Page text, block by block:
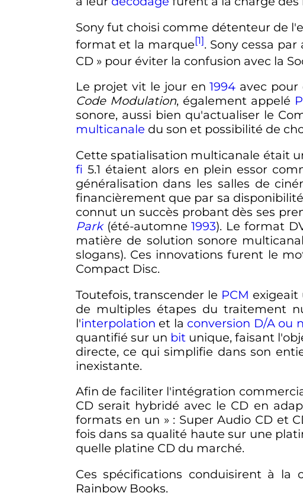
Sony fut choisi comme détenteur de
format et la marque[1]. Sony cessa
CD » pour éviter la confusion avec la
Le projet vit le jour en1994 avec pour
Code Modulation, également appelé
sonore, aussi bien qu'actualiser le
multicanale du son et possibilité de
Cette spatialisation multicanale était
fi 5.1 étaient alors en plein essor
généralisation dans les salles de
financièrement que par sa
connut un succès probant dès ses
Park(été-automne1993). Le format
matière de solution sonore
slogans). Ces innovations furent le
Compact Disc.
Toutefois, transcender le PCM exigeait
de multiples étapes du traitement
l'interpolation et la conversion D/A ou
quantifié sur un bit unique, faisant
directe, ce qui simplifie dans son
inexistante.
Afin de faciliter l'intégration
CD serait hybridé avec le CD en
formats en un » : Super Audio CD et
fois dans sa qualité haute sur une
quelle platine CD du marché.
Ces spécifications conduisirent à
Rainbow Books.